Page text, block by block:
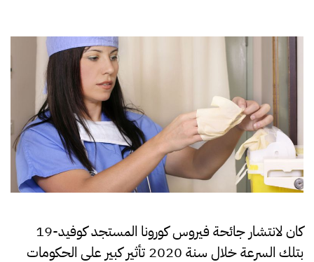
الكورونا
المستجد
كوفيد-19
كان لانتشار جائحة فيروس كورونا المستجد كوفيد-19
بتلك السرعة خلال سنة 2020 تأثير كبير على الحكومات